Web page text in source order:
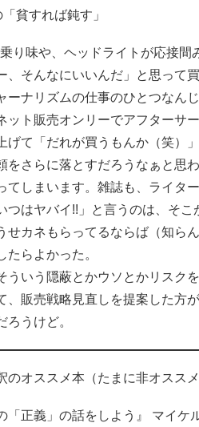
貧すれば鈍す」
り味や、ヘッドライトが応接間
そんなにいいんだ」と思って
ーナリズムの仕事のひとつなん
ト販売オンリーでアフターサ
て「だれが買うもんか（笑）
をさらに落とすだろうなぁと思
てしまいます。雑誌も、ライタ
はヤバイ!!」と言うのは、そこ
カネもらってるならば（知ら
たらよかった。
ういう隠蔽とかウソとかリスク
販売戦略見直しを提案した方
うけど。
のオススメ本（たまに非オススメ
「正義」の話をしよう』 マイ